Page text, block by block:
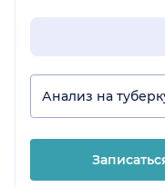
Анализ на